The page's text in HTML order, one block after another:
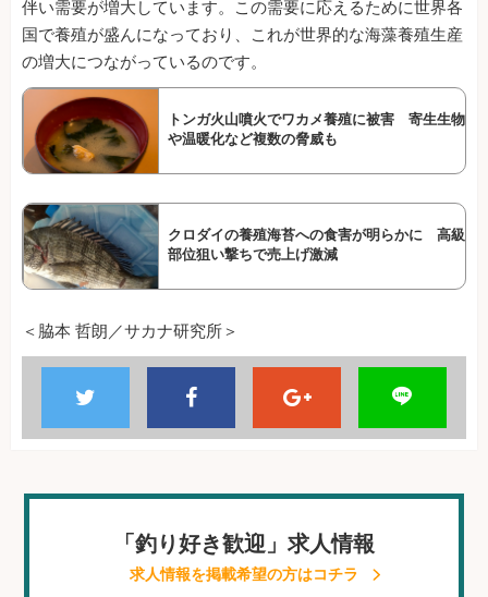
伴い需要が増大しています。この需要に応えるために世界各
国で養殖が盛んになっており、これが世界的な海藻養殖生産
の増大につながっているのです。
トンガ火山噴火でワカメ養殖に被害 寄生生物
や温暖化など複数の脅威も
クロダイの養殖海苔への食害が明らかに 高級
部位狙い撃ちで売上げ激減
＜脇本 哲朗／サカナ研究所＞
「釣り好き歓迎」求人情報
求人情報を掲載希望の方はコチラ